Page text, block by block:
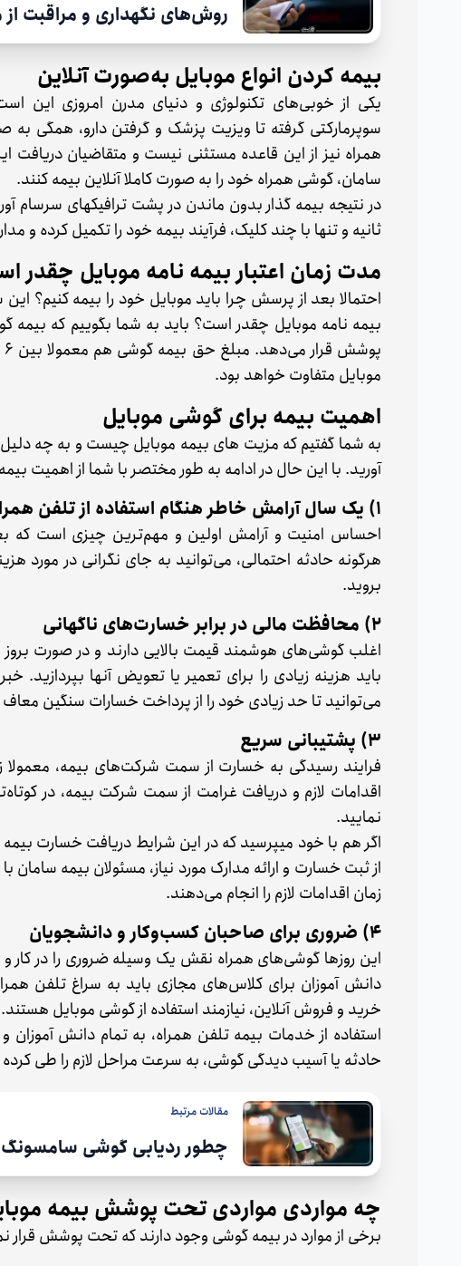
روش‌های نگهداری و مراقبت از
بیمه کردن انواع موبایل به‌صورت آنلاین
یکی از خوبی‌های تکنولوژی و دنیای مدرن امروزی این
سوپرمارکتی گرفته تا ویزیت پزشک و گرفتن دارو، همگی به
همراه نیز از این قاعده مستثنی نیست و متقاضیان
سامان، گوشی همراه خود را به صورت کاملا آنلاین بیمه کنند.
در نتیجه بیمه گذار بدون ماندن در پشت ترافیک‎های سرسام آور و مراجعه به
ثانیه و تنها با چند کلیک، فرآیند بیمه خود را تکمیل کرده و
مدت زمان اعتبار بیمه نامه موبایل چقدر
احتمالا بعد از پرسش چرا باید موبایل خود را بیمه کنیم؟
بیمه نامه موبایل چقدر است؟ باید به شما بگوییم که
موبایل متفاوت خواهد بود.
اهمیت بیمه برای گوشی موبایل
به شما گفتیم که مزیت های بیمه موبایل چیست و به چه
آورید. با این حال در ادامه به طور مختصر با شما از اهمیت
1) یک سال آرامش خاطر هنگام استفاده از تلفن همراه نو
احساس امنیت و آرامش اولین و مهم‌ترین چیزی است که
هرگونه حادثه احتمالی، می‌توانید به ‌جای نگرانی در مورد
بروید.
2) محافظت مالی در برابر خسارت‌های ناگهانی
اغلب گوشی‌های هوشمند قیمت بالایی دارند و در صورت
باید هزینه زیادی را برای تعمیر یا تعویض آنها
می‌توانید تا حد زیادی خود را از پرداخت خسارات سنگین معاف
3) پشتیبانی سریع
فرایند رسیدگی به خسارت از سمت شرکت‌های بیمه، معمولا
اقدامات لازم و دریافت غرامت از سمت شرکت بیمه، در
نمایید.
اگر هم با خود میپرسید که در این شرایط دریافت خسارت
از ثبت خسارت و ارائه مدارک مورد نیاز، مسئولان بیمه
زمان اقدامات لازم را انجام می‌دهند.
4) ضروری برای صاحبان کسب‌وکار و دانشجویان
این روزها گوشی‌های همراه نقش یک وسیله ضروری را در کار
دانش آموزان برای کلاس‌های مجازی باید به سراغ تلفن
خرید و فروش آنلاین، نیازمند استفاده از گوشی موبایل هستند.
استفاده از خدمات بیمه تلفن همراه، به تمام دانش
حادثه یا آسیب دیدگی گوشی، به سرعت مراحل لازم را طی
مقالات مرتبط
چطور ردیابی گوشی سامسونگ
چه مواردی مواردی تحت پوشش بیمه
برخی از موارد در بیمه‌ گوشی وجود دارند که تحت پوشش قرار